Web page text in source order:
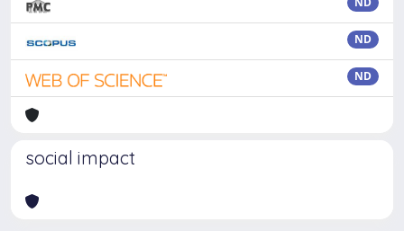
ND
ND
social impact